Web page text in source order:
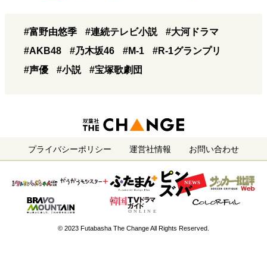
#富野由悠季 #連続テレビ小説
#大河ドラマ
#AKB48
#乃木坂46 #M-1
#R-1グランプリ
#声優
#小説 #宝塚歌劇団
プライバシーポリシー 運営社情報 お問い合わせ
© 2023 Futabasha The Change All Rights Reserved.